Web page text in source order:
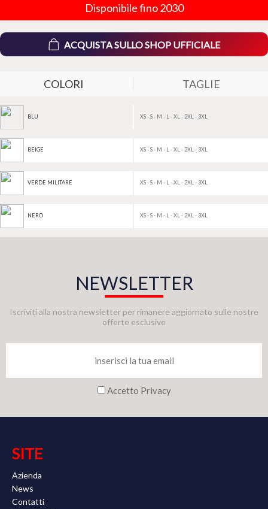
Disponibile fino 2030
ACQUISTA SULLO SHOP UFFICIALE
COLORI TAGLIE
BLU XS - S - M - L - XL - 2XL - 3XL
BEIGE XS - S - M - L - XL - 2XL - 3XL
VERDE MILITARE XS - S - M - L - XL - 2XL - 3XL
NERO XS - S - M - L - XL - 2XL - 3XL
NEWSLETTER
Iscriviti alla nostra newsletter per rimanere aggiornato sulle nostre
offerte esclusive
Accetto Privacy
SITE
Azienda
News
Contatti